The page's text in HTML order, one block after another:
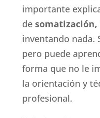
importante
de somatización,
inventando nada.
pero puede
forma que no le
la orientación y
profesional.